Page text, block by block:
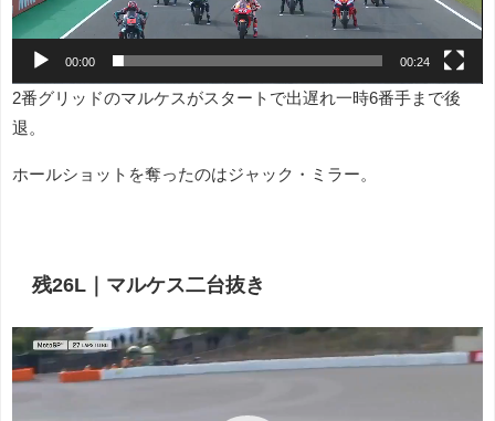
ー
00:00 00:24
2番グリッドのマルケスがスタートで出遅れ一時6番手まで後
退。
ホールショットを奪ったのはジャック・ミラー。
残26L｜マルケス二台抜き
動
画